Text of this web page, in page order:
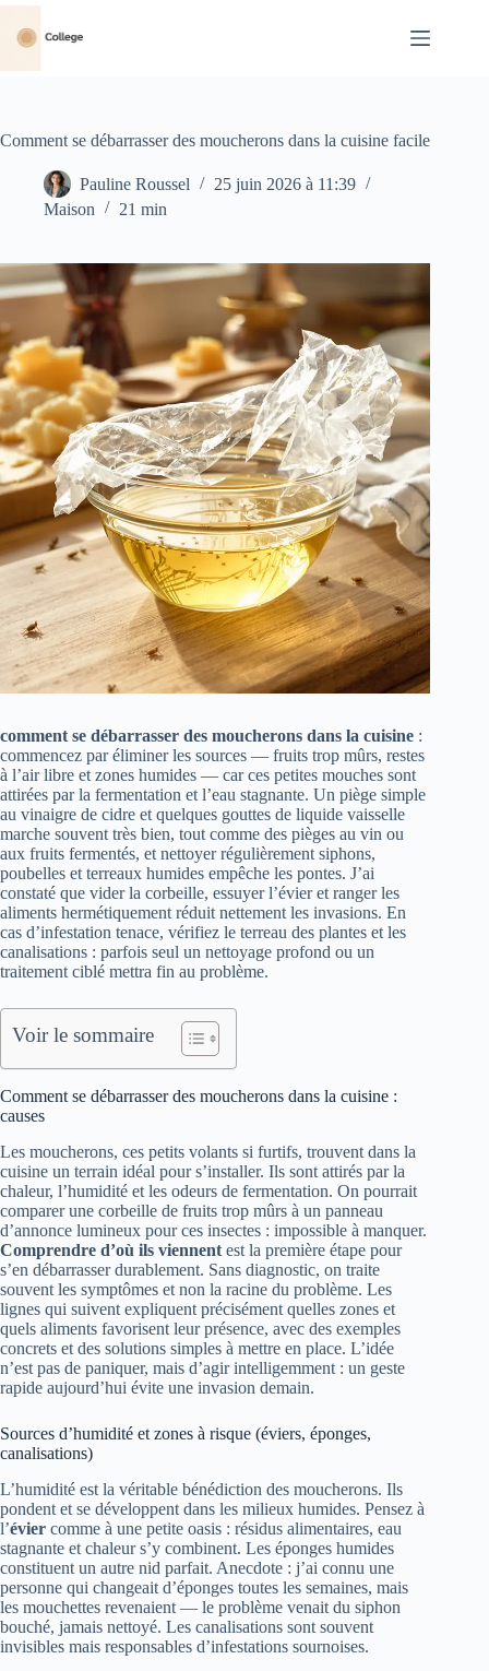
Passer
contenu
Comment se débarrasser des moucherons dans la cuisine facile
Pauline Roussel
25 juin 2026 à 11:39
Maison
21 min
comment se débarrasser des moucherons dans la cuisine :
commencez par éliminer les sources — fruits trop mûrs, restes
à l’air libre et zones humides — car ces petites mouches sont
attirées par la fermentation et l’eau stagnante. Un piège simple
au vinaigre de cidre et quelques gouttes de liquide vaisselle
marche souvent très bien, tout comme des pièges au vin ou
aux fruits fermentés, et nettoyer régulièrement siphons,
poubelles et terreaux humides empêche les pontes. J’ai
constaté que vider la corbeille, essuyer l’évier et ranger les
aliments hermétiquement réduit nettement les invasions. En
cas d’infestation tenace, vérifiez le terreau des plantes et les
canalisations : parfois seul un nettoyage profond ou un
traitement ciblé mettra fin au problème.
Voir le sommaire
Comment se débarrasser des moucherons dans la cuisine :
causes
Les moucherons, ces petits volants si furtifs, trouvent dans la
cuisine un terrain idéal pour s’installer. Ils sont attirés par la
chaleur, l’humidité et les odeurs de fermentation. On pourrait
comparer une corbeille de fruits trop mûrs à un panneau
d’annonce lumineux pour ces insectes : impossible à manquer.
Comprendre d’où ils viennent est la première étape pour
s’en débarrasser durablement. Sans diagnostic, on traite
souvent les symptômes et non la racine du problème. Les
lignes qui suivent expliquent précisément quelles zones et
quels aliments favorisent leur présence, avec des exemples
concrets et des solutions simples à mettre en place. L’idée
n’est pas de paniquer, mais d’agir intelligemment : un geste
rapide aujourd’hui évite une invasion demain.
Sources d’humidité et zones à risque (éviers, éponges,
canalisations)
L’humidité est la véritable bénédiction des moucherons. Ils
pondent et se développent dans les milieux humides. Pensez à
l’évier comme à une petite oasis : résidus alimentaires, eau
stagnante et chaleur s’y combinent. Les éponges humides
constituent un autre nid parfait. Anecdote : j’ai connu une
personne qui changeait d’éponges toutes les semaines, mais
les mouchettes revenaient — le problème venait du siphon
bouché, jamais nettoyé. Les canalisations sont souvent
invisibles mais responsables d’infestations sournoises.